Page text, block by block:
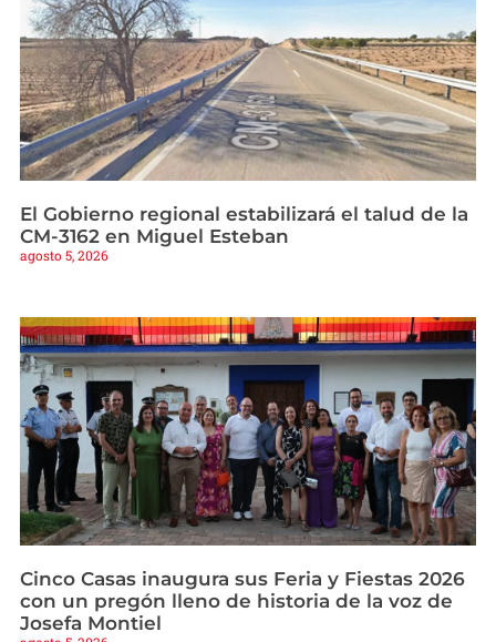
El Gobierno regional estabilizará el talud de la
CM-3162 en Miguel Esteban
agosto 5, 2026
Cinco Casas inaugura sus Feria y Fiestas 2026
con un pregón lleno de historia de la voz de
Josefa Montiel